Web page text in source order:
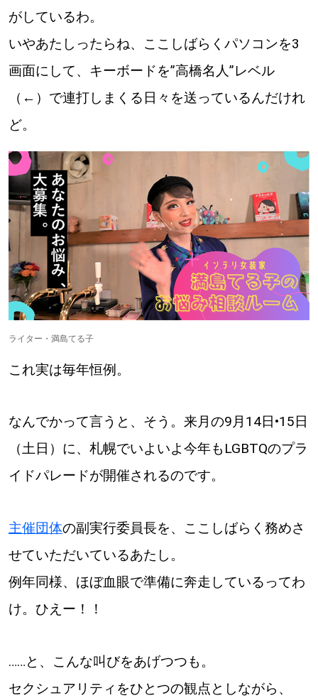
明日への”きっかけ”WEBマガジン
運営会社 広告掲載
道東
道央
Sitakke編集部あい
【いろんな価値観や生き方に触れたい】
Sitakke編集部 IKU 【まったり楽しみたい】
【暮らしの知恵を身につけたい】 札幌市
【札幌のお気に入りを見つけたい】
【道央のお気に入りを見つけたい】
がしているわ。
いやあたしったらね、ここしばらくパソコンを3
画面にして、キーボードを”高橋名人”レベル
（←）で連打しまくる日々を送っているんだけれ
ど。
ライター・満島てる子
これ実は毎年恒例。
なんでかって言うと、そう。来月の9月14日•15日
（土日）に、札幌でいよいよ今年もLGBTQのプラ
イドパレードが開催されるのです。
主催団体の副実行委員長を、ここしばらく務めさ
せていただいているあたし。
例年同様、ほぼ血眼で準備に奔走しているってわ
け。ひえー！！
……と、こんな叫びをあげつつも。
セクシュアリティをひとつの観点としながら、